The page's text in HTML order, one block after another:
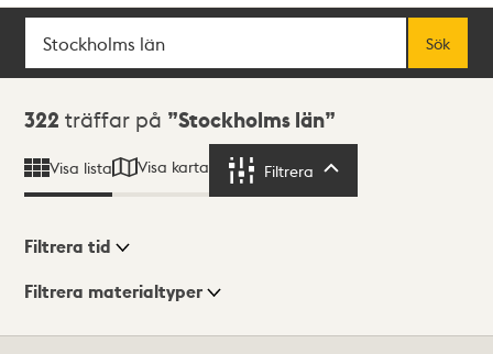
Sök
Sök
Sökresultat
322 träffar på Stockholms län
Visa lista Visa karta Filtrera
Visningsläge
Filtrera tid
Filtrera materialtyper